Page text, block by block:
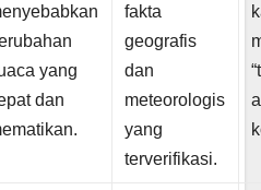
yang
dan
fakta
geografis
dan
meteorologis
yang
terverifikasi.